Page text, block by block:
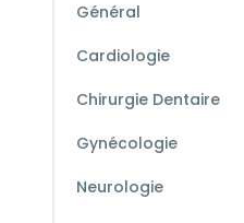
Général
Cardiologie
Chirurgie Dentaire
Gynécologie
Neurologie